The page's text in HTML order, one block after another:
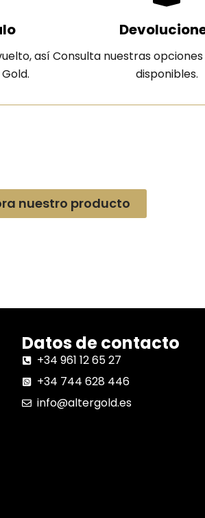
asíConsulta nuestras
disponibles.
nuestro producto
Datos de contacto
+34 961 12 65 27
+34 744 628 446
info@altergold.es